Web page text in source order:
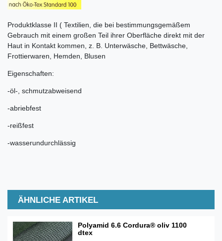
Produktklasse II ( Textilien, die bei bestimmungsgemäßem
Gebrauch mit einem großen Teil ihrer Oberfläche direkt mit der
Haut in Kontakt kommen, z. B. Unterwäsche, Bettwäsche,
Frottierwaren, Hemden, Blusen
Eigenschaften:
-öl-, schmutzabweisend
-abriebfest
-reißfest
-wasserundurchlässig
ÄHNLICHE ARTIKEL
Polyamid 6.6 Cordura® oliv 1100
dtex